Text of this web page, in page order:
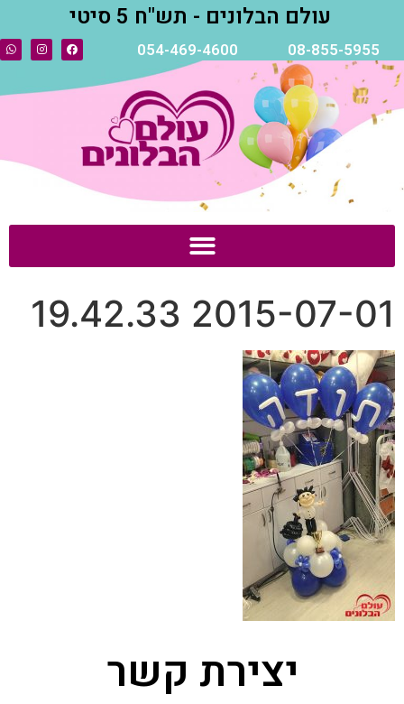
עולם הבלונים - תש"ח 5 סיטי
08-855-5955
054-469-4600
2015-07-01 19.42.33
יצירת קשר